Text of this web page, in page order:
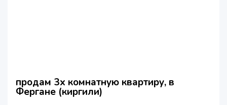
продам 3х комнатную квартиру, в
Фергане (киргили)